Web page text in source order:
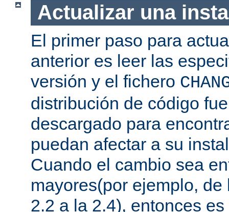
Actualizar una
El primer paso para
anterior es leer las
versión y el fichero
distribución de código
descargado para
puedan afectar a su
Cuando el cambio sea
mayores(por ejemplo,
2.2 a la 2.4), entonces